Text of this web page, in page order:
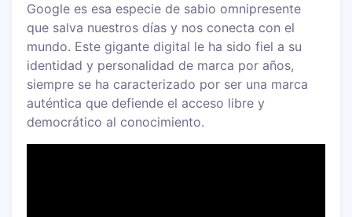
Google es esa especie de sabio omnipresente
que salva nuestros días y nos conecta con el
mundo. Este gigante digital le ha sido fiel a su
identidad y personalidad de marca por años,
siempre se ha caracterizado por ser una marca
auténtica que defiende el acceso libre y
democrático al conocimiento.